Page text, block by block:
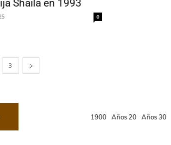
Shaila en 1993
0
3
1900 Años 20 Años 30